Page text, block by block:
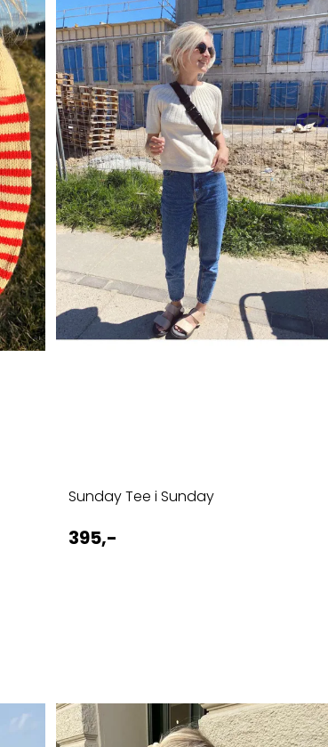
Sunday Tee i Sunday
395,-